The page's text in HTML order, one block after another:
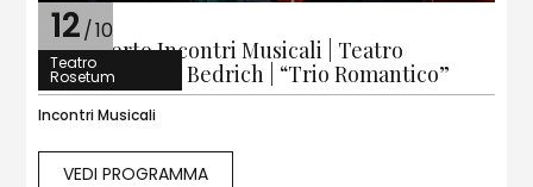
12/10
Teatro
Rosetum
2° Concerto Incontri Musicali | Teatro
Rosetum | Trio Bedrich | “Trio Romantico”
Incontri Musicali
VEDI PROGRAMMA